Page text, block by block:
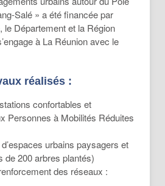
Salé » a été financée par
le Département et la Région
à La Réunion avec le
réalisés :
confortables et
Personnes à Mobilités Réduites
urbains paysagers et
de 200 arbres plantés)
des réseaux :